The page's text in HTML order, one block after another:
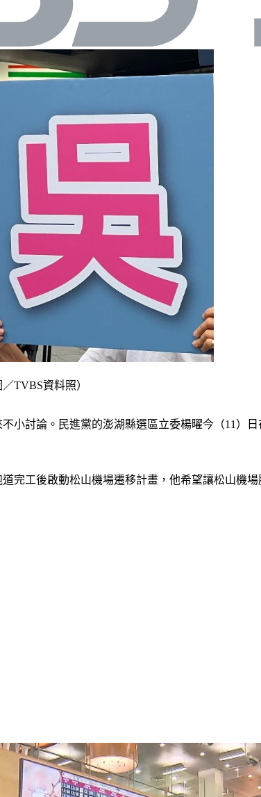
TVBS資料照）
小討論。民進黨的澎湖縣選區立委楊曜今（11）
完工後啟動松山機場遷移計畫，他希望讓松山機